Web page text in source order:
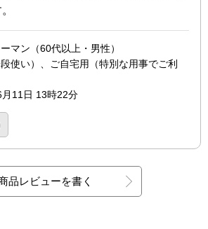
マン（60代以上・男性）
使い）、ご自宅用（特別な用事でご利
11日 13時22分
品レビューを書く